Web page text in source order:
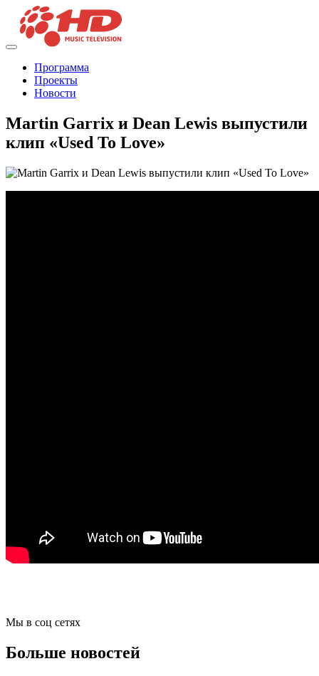
Программа
Проекты
Новости
Martin Garrix и Dean Lewis выпустили
клип «Used To Love»
Мы в соц сетях
Больше новостей